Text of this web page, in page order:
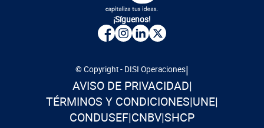
¡Síguenos!
© Copyright - DISI Operaciones|
AVISO DE PRIVACIDAD|
TÉRMINOS Y CONDICIONES|UNE|
CONDUSEF|CNBV|SHCP